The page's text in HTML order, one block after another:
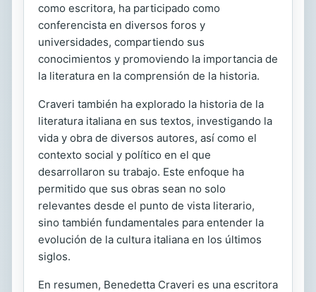
como escritora, ha participado como
conferencista en diversos foros y
universidades, compartiendo sus
conocimientos y promoviendo la importancia de
la literatura en la comprensión de la historia.
Craveri también ha explorado la historia de la
literatura italiana en sus textos, investigando la
vida y obra de diversos autores, así como el
contexto social y político en el que
desarrollaron su trabajo. Este enfoque ha
permitido que sus obras sean no solo
relevantes desde el punto de vista literario,
sino también fundamentales para entender la
evolución de la cultura italiana en los últimos
siglos.
En resumen, Benedetta Craveri es una escritora